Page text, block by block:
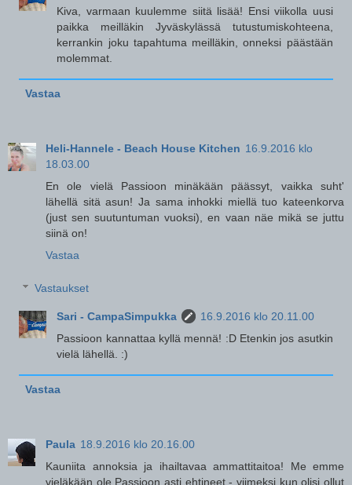
Kiva, varmaan kuulemme siitä lisää! Ensi viikolla uusi
paikka meilläkin Jyväskylässä tutustumiskohteena,
kerrankin joku tapahtuma meilläkin, onneksi päästään
molemmat.
Vastaa
Heli-Hannele - Beach House Kitchen 16.9.2016 klo
18.03.00
En ole vielä Passioon minäkään päässyt, vaikka suht'
lähellä sitä asun! Ja sama inhokki miellä tuo kateenkorva
(just sen suutuntuman vuoksi), en vaan näe mikä se juttu
siinä on!
Vastaa
Vastaukset
Sari - CampaSimpukka
16.9.2016 klo 20.11.00
Passioon kannattaa kyllä mennä! :D Etenkin jos asutkin
vielä lähellä. :)
Vastaa
Paula 18.9.2016 klo 20.16.00
Kauniita annoksia ja ihailtavaa ammattitaitoa! Me emme
vieläkään ole Passioon asti ehtineet - viimeksi kun olisi ollut